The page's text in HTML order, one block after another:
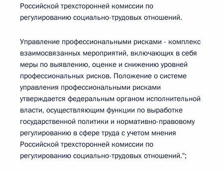
Российской трехсторонней комиссии по
регулированию социально-трудовых отношений.
Управление профессиональными рисками - комплекс
взаимосвязанных мероприятий, включающих в себя
меры по выявлению, оценке и снижению уровней
профессиональных рисков. Положение о системе
управления профессиональными рисками
утверждается федеральным органом исполнительной
власти, осуществляющим функции по выработке
государственной политики и нормативно-правовому
регулированию в сфере труда с учетом мнения
Российской трехсторонней комиссии по
регулированию социально-трудовых отношений.";